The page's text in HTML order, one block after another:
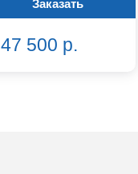
Заказать
47 500 р.